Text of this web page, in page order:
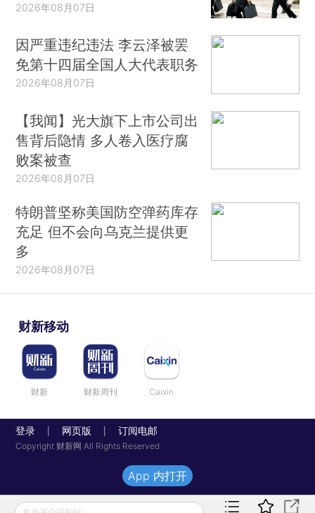
2026年08月07日
因严重违纪违法 李云泽被罢
免第十四届全国人大代表职务
2026年08月07日
【我闻】光大旗下上市公司出
售背后隐情 多人卷入医疗腐
败案被查
2026年08月07日
特朗普坚称美国防空弹药库存
充足 但不会向乌克兰提供更
多
2026年08月07日
财新移动
财新 财新周刊 Caixin
登录 网页版 订阅电邮
Copyright 财新网 All Rights Reserved
App 内打开